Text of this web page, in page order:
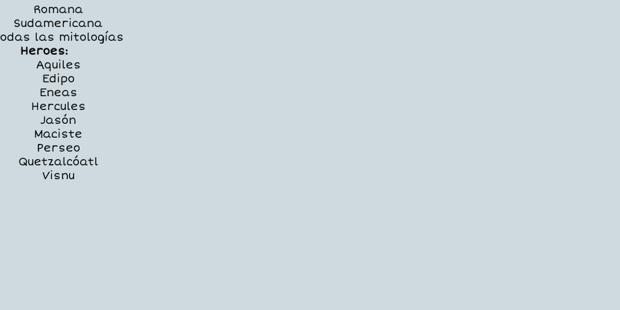
Romana
Sudamericana
las mitologías
Heroes:
Aquiles
Edipo
Eneas
Hercules
Jasón
Maciste
Perseo
Quetzalcóatl
Visnu